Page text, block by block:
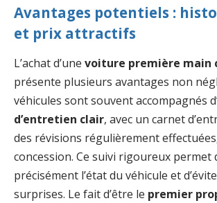
Avantages potentiels :
et prix attractifs
L’achat d’une voiture première main
présente plusieurs avantages non
véhicules sont souvent accompagnés
d’entretien clair, avec un carnet
des révisions régulièrement
concession. Ce suivi rigoureux permet
précisément l’état du véhicule et
surprises. Le fait d’être le premier